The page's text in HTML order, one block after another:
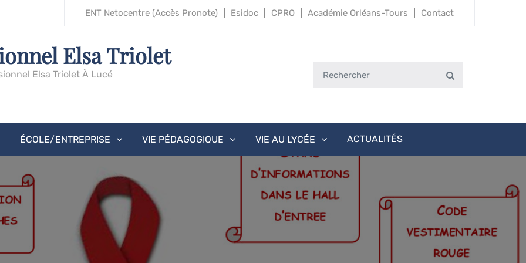
ENT Netocentre (accès Pronote) Esidoc CPRO Académie Orléans-Tours Contact
Elsa Triolet
Elsa Triolet À Lucé
for:
Search
ÉCOLE/ENTREPRISE VIE PÉDAGOGIQUE VIE AU LYCÉE ACTUALITÉS